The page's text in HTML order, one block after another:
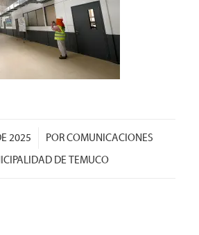
2025 PORCOMUNICACIONES
DE TEMUCO